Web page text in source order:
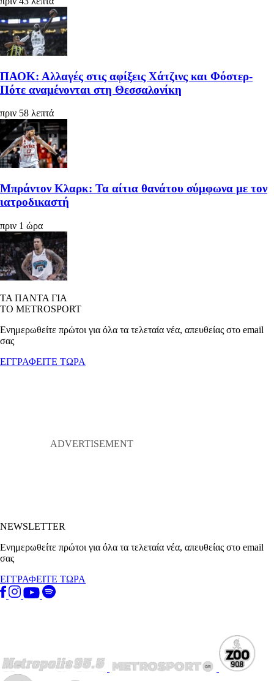
ΠΑΟΚ: Αλλαγές στις αφίξεις Χάτζινς και Φόστερ-
Πότε αναμένονται στη Θεσσαλονίκη
πριν 58 λεπτά
Μπράντον Κλαρκ: Τα αίτια θανάτου σύμφωνα με τον
ιατροδικαστή
πριν 1 ώρα
ΤΑ ΠΑΝΤΑ ΓΙΑ
ΤΟ METROSPORT
Ενημερωθείτε πρώτοι για όλα τα τελεταία νέα, απευθείας στο email
σας
ΕΓΓΡΑΦΕΙΤΕ ΤΩΡΑ
NEWSLETTER
Ενημερωθείτε πρώτοι για όλα τα τελεταία νέα, απευθείας στο email
σας
ΕΓΓΡΑΦΕΙΤΕ ΤΩΡΑ